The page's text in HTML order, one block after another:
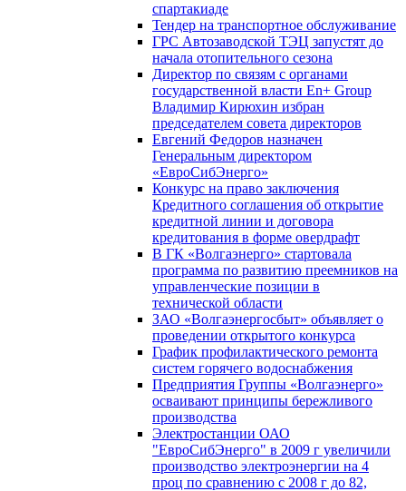
спартакиаде
Тендер на транспортное обслуживание
ГРС Автозаводской ТЭЦ запустят до
начала отопительного сезона
Директор по связям с органами
государственной власти En+ Group
Владимир Кирюхин избран
председателем совета директоров
Евгений Федоров назначен
Генеральным директором
«ЕвроСибЭнерго»
Конкурс на право заключения
Кредитного соглашения об открытие
кредитной линии и договора
кредитования в форме овердрафт
В ГК «Волгаэнерго» стартовала
программа по развитию преемников на
управленческие позиции в
технической области
ЗАО «Волгаэнергосбыт» объявляет о
проведении открытого конкурса
График профилактического ремонта
систем горячего водоснабжения
Предприятия Группы «Волгаэнерго»
осваивают принципы бережливого
производства
Электростанции ОАО
"ЕвроСибЭнерго" в 2009 г увеличили
производство электроэнергии на 4
проц по сравнению с 2008 г до 82,